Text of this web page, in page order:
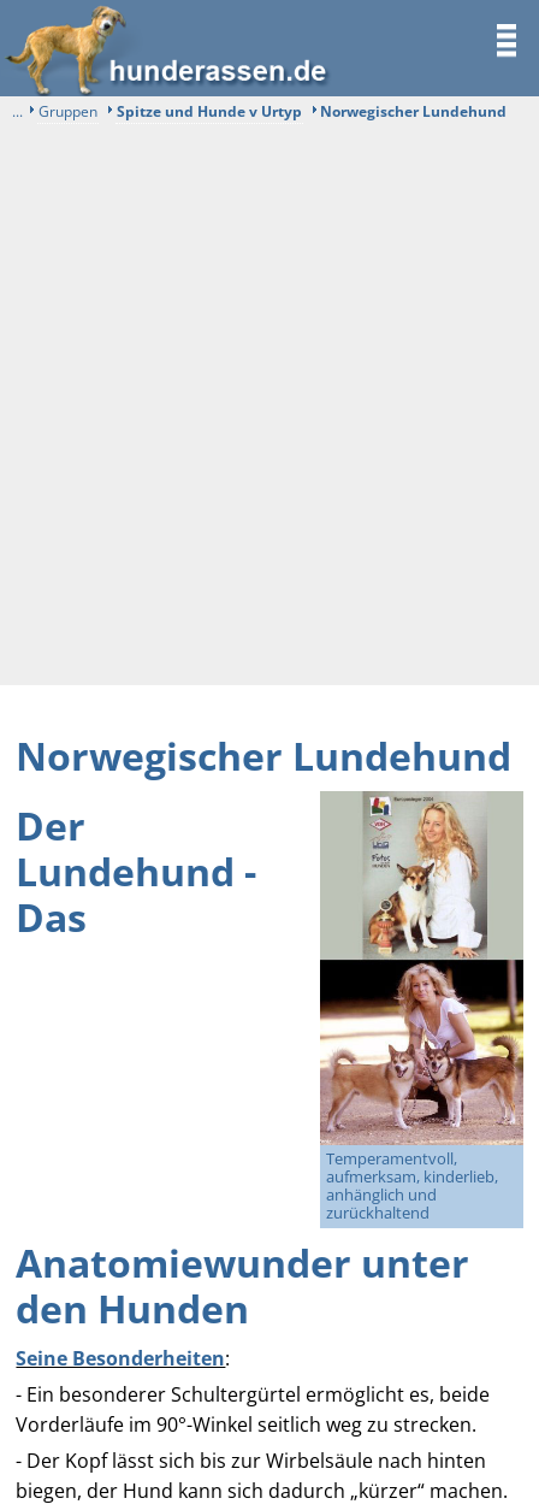
... Gruppen Spitze und Hunde v Urtyp Norwegischer Lundehund
Norwegischer Lundehund
Temperamentvoll,
aufmerksam, kinderlieb,
anhänglich und
zurückhaltend
Der
Lundehund -
Das
Anatomiewunder unter
den Hunden
Seine Besonderheiten:
- Ein besonderer Schultergürtel ermöglicht es, beide
Vorderläufe im 90°-Winkel seitlich weg zu strecken.
- Der Kopf lässt sich bis zur Wirbelsäule nach hinten
biegen, der Hund kann sich dadurch „kürzer“ machen.